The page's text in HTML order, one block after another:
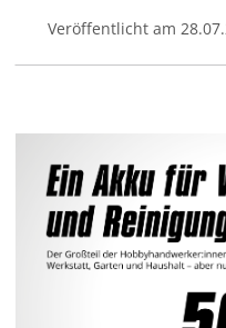
Veröffentlicht am